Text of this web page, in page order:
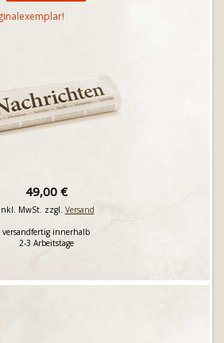
49,00 €
inkl. MwSt. zzgl. Versand
versandfertig innerhalb
2-3 Arbeitstage